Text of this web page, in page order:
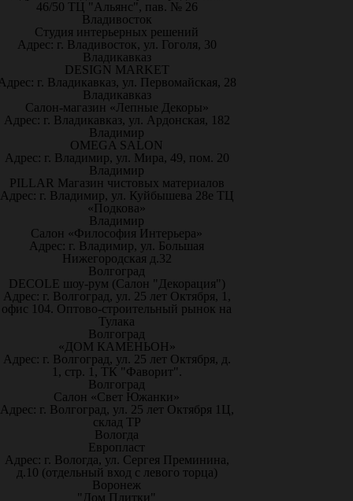
46/50 ТЦ "Альянс", пав. № 26
Владивосток
Студия интерьерных решений
Адрес: г. Владивосток, ул. Гоголя, 30
Владикавказ
DESIGN MARKET
г. Владикавказ, ул. Первомайская, 28
Владикавказ
Салон-магазин «Лепные Декоры»
Адрес: г. Владикавказ, ул. Ардонская, 182
Владимир
OMEGA SALON
Адрес: г. Владимир, ул. Мира, 49, пом. 20
Владимир
PILLAR Магазин чистовых материалов
Адрес: г. Владимир, ул. Куйбышева 28е ТЦ
«Подкова»
Владимир
Салон «Философия Интерьера»
Адрес: г. Владимир, ул. Большая
Нижегородская д.32
Волгоград
DECOLE шоу-рум (Салон "Декорация")
Адрес: г. Волгоград, ул. 25 лет Октября, 1,
офис 104. Оптово-строительный рынок на
Тулака
Волгоград
«ДОМ КАМЕНЬОН»
Адрес: г. Волгоград, ул. 25 лет Октября, д.
1, стр. 1, ТК "Фаворит".
Волгоград
Салон «Свет Южанки»
Адрес: г. Волгоград, ул. 25 лет Октября 1Ц,
склад ТР
Вологда
Европласт
Адрес: г. Вологда, ул. Сергея Преминина,
д.10 (отдельный вход с левого торца)
Воронеж
"Дом Плитки"